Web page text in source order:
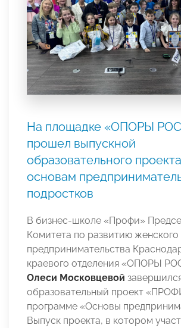
На площадке «ОПОРЫ
прошел выпускной
образовательного
основам
подростков
В бизнес-школе «Профи»
Комитета по развитию женского
предпринимательства
краевого отделения «ОПОРЫ
Олеси Московцевой
образовательный проект
программе «Основы
Выпуск проекта, в котором